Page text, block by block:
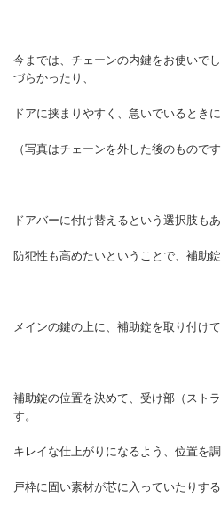
今までは、チェーンの内鍵をお使いで
づらかったり、
ドアに挟まりやすく、急いでいるとき
（写真はチェーンを外した後のものです
ドアバーに付け替えるという選択肢もあ
防犯性も高めたいということで、補助
メインの鍵の上に、補助錠を取り付けて
補助錠の位置を決めて、受け部（スト
す。
キレイな仕上がりになるよう、位置を調
戸枠に固い素材が芯に入っていたりす